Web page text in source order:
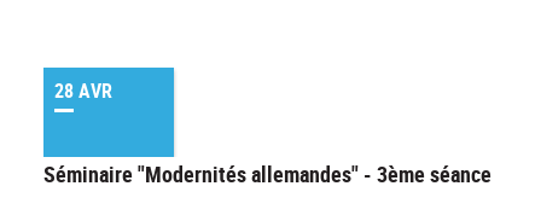
28 AVR
Séminaire "Modernités allemandes" - 3ème séance